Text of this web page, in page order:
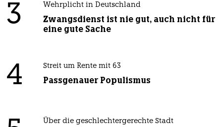
3 Wehrplicht in Deutschland
Zwangsdienst ist nie gut, auch nicht für
eine gute Sache
4 Streit um Rente mit 63
Passgenauer Populismus
Über die geschlechtergerechte Stadt